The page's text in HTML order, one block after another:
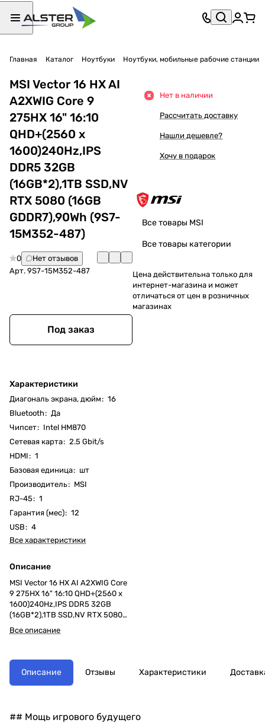
Главная Каталог Ноутбуки Ноутбуки, мобильные рабочие станции
MSI Vector 16 HX AI
A2XWIG Core 9
275HX 16" 16:10
QHD+(2560 x
1600)240Hz,IPS
DDR5 32GB
(16GB*2),1TB SSD,NV
RTX 5080 (16GB
GDDR7),90Wh (9S7-
15M352-487)
0
Нет отзывов
Арт. 9S7-15M352-487
Под заказ
Характеристики
Диагональ экрана, дюйм: 16
Bluetooth: Да
Чипсет: Intel HM870
Cетевая карта: 2.5 Gbit/s
HDMI: 1
Базовая единица: шт
Производитель: MSI
RJ-45: 1
Гарантия (мес): 12
USB: 4
Все характеристики
Описание
MSI Vector 16 HX AI A2XWIG Core
9 275HX 16" 16:10 QHD+(2560 x
1600)240Hz,IPS DDR5 32GB
(16GB*2),1TB SSD,NV RTX 5080
(16GB
GDDR7),90Whr,2.7kg,1y,Dos,Cosmo
Все описание
Нет в наличии
Рассчитать доставку
Нашли дешевле?
Хочу в подарок
Все товары MSI
Все товары категории
Цена действительна только для
интернет-магазина и может
отличаться от цен в розничных
магазинах
Описание Отзывы Характеристики
## Мощь игрового будущего